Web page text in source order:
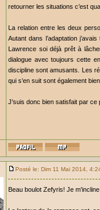
retourner les situations c’est
La relation entre les deux
Autant dans l’adaptation
Lawrence soi déjà prêt à
dialogue avec toujours cette
discipline sont amusants. Les
qui s’en suit sont également
J’suis donc bien satisfait par ce
Posté le: Dim 11 Mai 2014,
Beau boulot Zefyris! Je